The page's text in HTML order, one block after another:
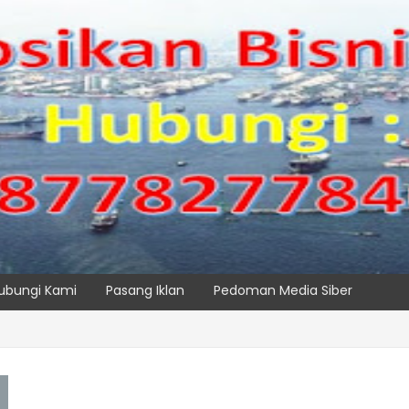
Kami Pasang Iklan Pedoman Media Siber